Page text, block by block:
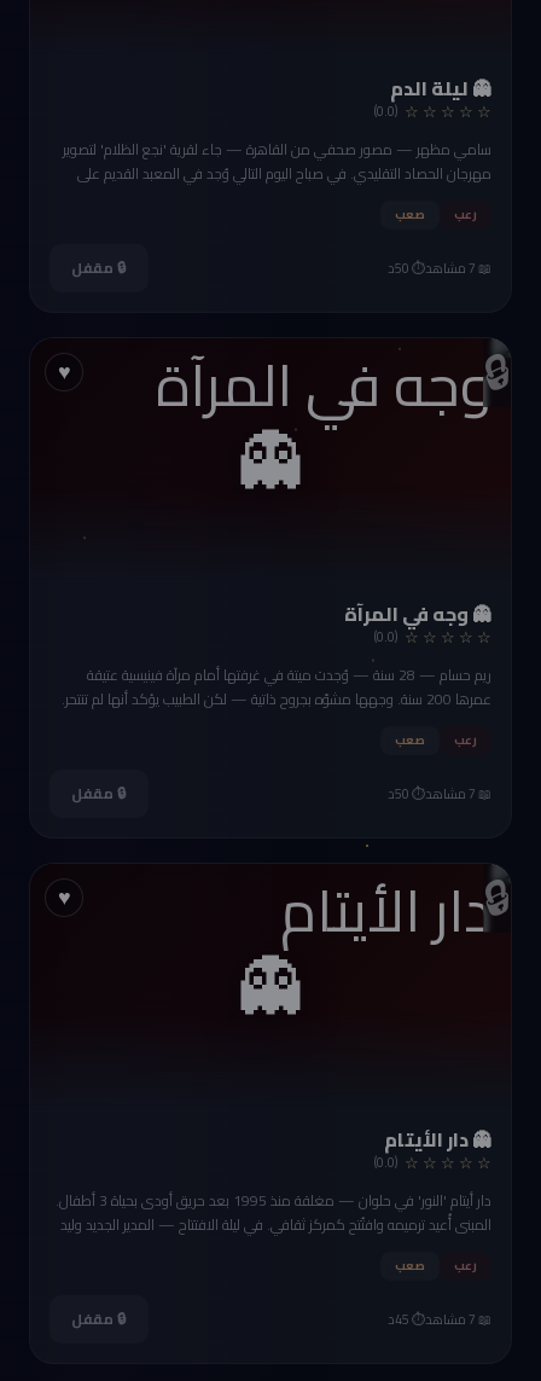
👻 ليلة الدم
☆ ☆ ☆ ☆ ☆
(0.0)
سامي مظهر — مصور صحفي من القاهرة — جاء لقرية 'نجع الظلام' لتصوير
مهرجان الحصاد التقليدي. في صباح اليوم التالي وُجد في المعبد القديم على
رموز قديمة بالدم. هل هي طقوس حقيقية أم جريمة متخفية؟
رعب صعب
📖 7 مشاهد ⏱️ 50د 🔒 مقفل
🔒
♥
👻
👻 وجه في المرآة
☆ ☆ ☆ ☆ ☆
(0.0)
ريم حسام — 28 سنة — وُجدت ميتة في غرفتها أمام مرآة فينيسية عتيقة
عمرها 200 سنة. وجهها مشوّه بجروح ذاتية — لكن الطبيب يؤكد أنها لم تنتحر.
الفيلا ليلة القتل. والمرآة لها تاريخ مظلم.
رعب صعب
📖 7 مشاهد ⏱️ 50د 🔒 مقفل
🔒
♥
👻
👻 دار الأيتام
☆ ☆ ☆ ☆ ☆
(0.0)
دار أيتام 'النور' في حلوان — مغلقة منذ 1995 بعد حريق أودى بحياة 3 أطفال.
المبنى أُعيد ترميمه وافتُتح كمركز ثقافي. في ليلة الافتتاح — المدير الجديد وليد
رسومات أطفال بالطباشير.
رعب صعب
📖 7 مشاهد ⏱️ 45د 🔒 مقفل